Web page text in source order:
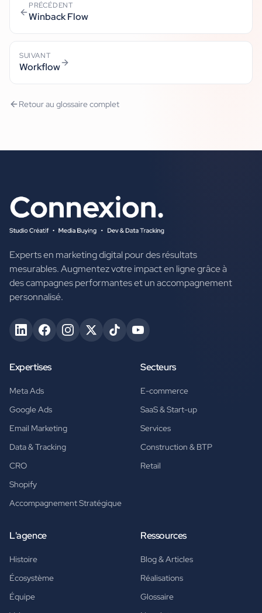
PRÉCÉDENT
Winback Flow
SUIVANT
Workflow
Retour au glossaire complet
Experts en marketing digital pour des résultats
mesurables. Augmentez votre impact en ligne grâce à
des campagnes performantes et un accompagnement
personnalisé.
Expertises
Meta Ads
Google Ads
Email Marketing
Data & Tracking
CRO
Shopify
Accompagnement Stratégique
Secteurs
E-commerce
SaaS & Start-up
Services
Construction & BTP
Retail
L'agence
Histoire
Écosystème
Équipe
Ressources
Blog & Articles
Réalisations
Glossaire